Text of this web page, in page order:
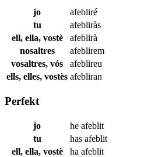
jo
afebliré
tu
afebliràs
ell, ella, vostè
afeblirà
nosaltres
afeblirem
vosaltres, vós
afeblireu
ells, elles, vostès afebliran
Perfekt
jo he afeblit
tu
has afeblit
ell, ella, vostè
ha afeblit